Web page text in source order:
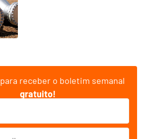
para receber o boletim semanal
gratuito!